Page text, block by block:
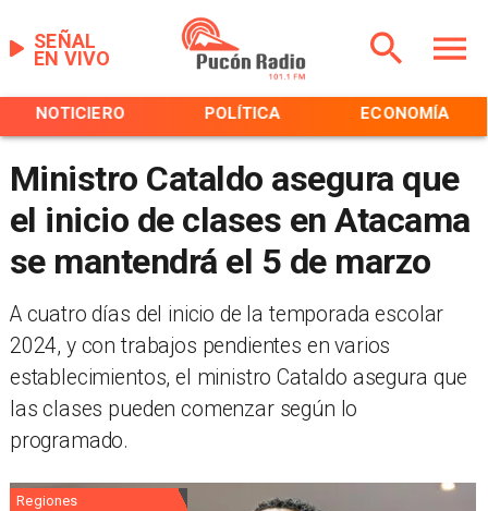
EN VIVO
SEÑAL
NOTICIERO POLÍTICA ECONOMÍA
Ministro Cataldo asegura que
el inicio de clases en Atacama
se mantendrá el 5 de marzo
​A cuatro días del inicio de la temporada escolar
2024, y con trabajos pendientes en varios
establecimientos, el ministro Cataldo asegura que
las clases pueden comenzar según lo
programado.
Regiones